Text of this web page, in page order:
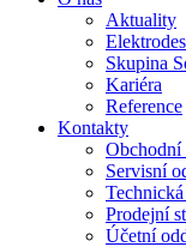
Aktuality
Skupina
Kariéra
Reference
Kontakty
Obchodní
Servisní
Prodejní
Účetní